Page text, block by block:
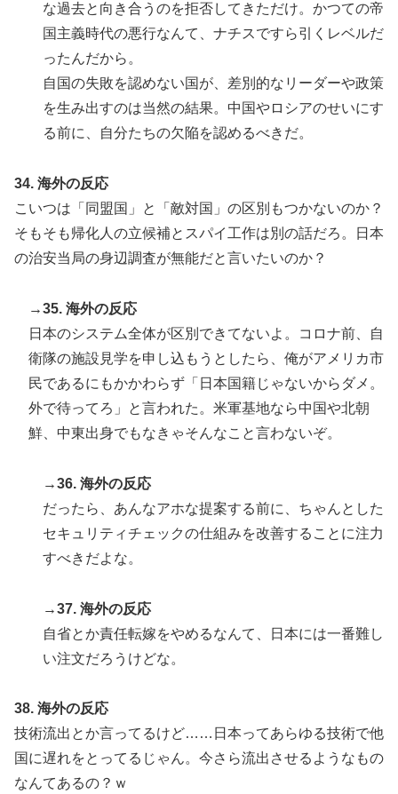
な過去と向き合うのを拒否してきただけ。かつての帝
国主義時代の悪行なんて、ナチスですら引くレベルだ
ったんだから。
自国の失敗を認めない国が、差別的なリーダーや政策
を生み出すのは当然の結果。中国やロシアのせいにす
る前に、自分たちの欠陥を認めるべきだ。
34. 海外の反応
こいつは「同盟国」と「敵対国」の区別もつかないのか？
そもそも帰化人の立候補とスパイ工作は別の話だろ。日本
の治安当局の身辺調査が無能だと言いたいのか？
→35. 海外の反応
日本のシステム全体が区別できてないよ。コロナ前、自
衛隊の施設見学を申し込もうとしたら、俺がアメリカ市
民であるにもかかわらず「日本国籍じゃないからダメ。
外で待ってろ」と言われた。米軍基地なら中国や北朝
鮮、中東出身でもなきゃそんなこと言わないぞ。
→36. 海外の反応
だったら、あんなアホな提案する前に、ちゃんとした
セキュリティチェックの仕組みを改善することに注力
すべきだよな。
→37. 海外の反応
自省とか責任転嫁をやめるなんて、日本には一番難し
い注文だろうけどな。
38. 海外の反応
技術流出とか言ってるけど……日本ってあらゆる技術で他
国に遅れをとってるじゃん。今さら流出させるようなもの
なんてあるの？ｗ